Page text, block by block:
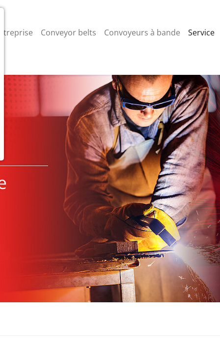
Conveyor belts Convoyeurs à bande Service